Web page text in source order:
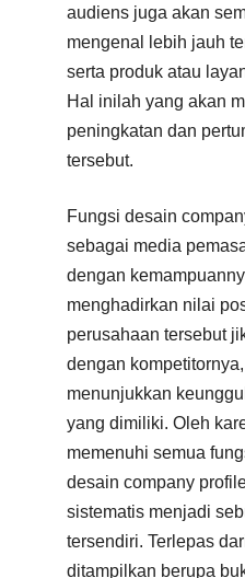
audiens juga akan
mengenal lebih jauh
serta produk atau
Hal inilah yang akan
peningkatan dan
tersebut.
Fungsi desain
sebagai media
dengan
menghadirkan nilai
perusahaan tersebut
dengan
menunjukkan
yang dimiliki. Oleh
memenuhi semua
desain company
sistematis menjadi
tersendiri. Terlepas
ditampilkan berupa